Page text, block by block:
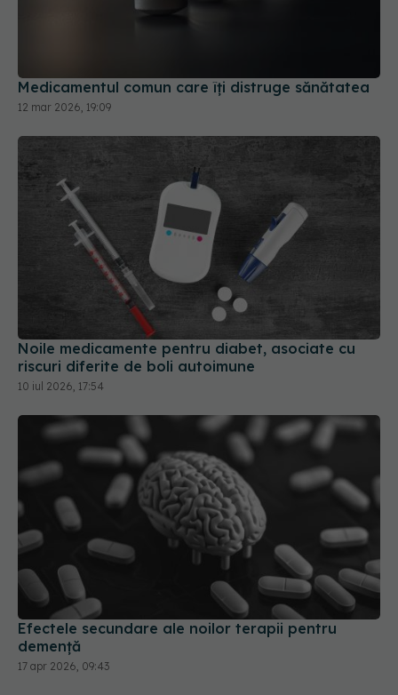
Medicamentul comun care îți distruge sănătatea
12 mar 2026, 19:09
Noile medicamente pentru diabet, asociate cu
riscuri diferite de boli autoimune
10 iul 2026, 17:54
Efectele secundare ale noilor terapii pentru
demență
17 apr 2026, 09:43